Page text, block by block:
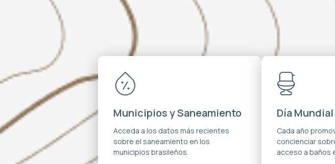
Municipios y Saneamiento
Acceda a los datos más recientes
sobre el saneamiento en los
municipios brasileños.
Día
Cada año
concienciar
acceso a baños